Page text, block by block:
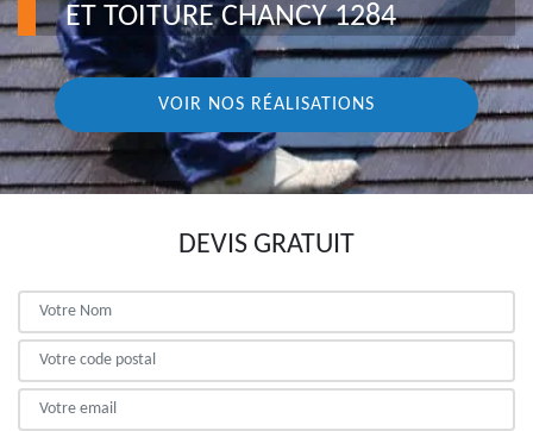
ET TOITURE CHANCY 1284
VOIR NOS RÉALISATIONS
DEVIS GRATUIT